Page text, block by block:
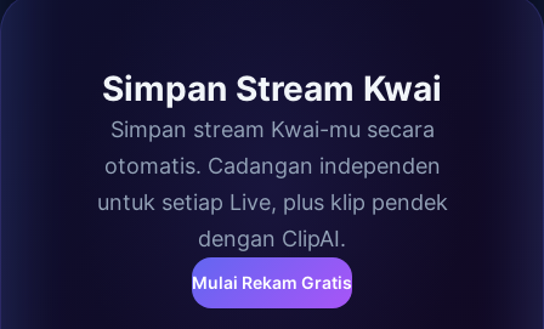
Simpan Stream Kwai
Simpan stream Kwai-mu secara
otomatis. Cadangan independen
untuk setiap Live, plus klip pendek
dengan ClipAI.
Mulai Rekam Gratis